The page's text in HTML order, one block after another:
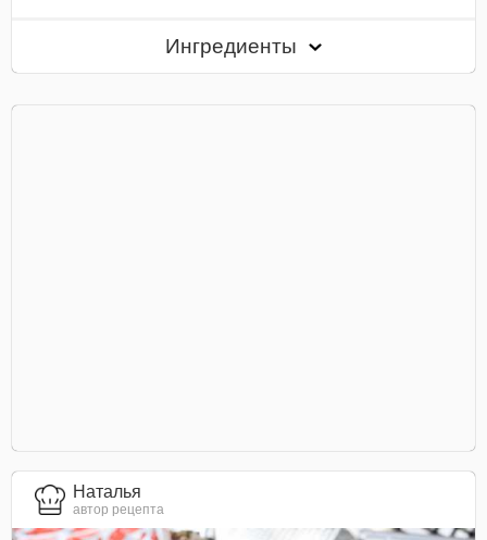
Ингредиенты
Наталья
автор рецепта